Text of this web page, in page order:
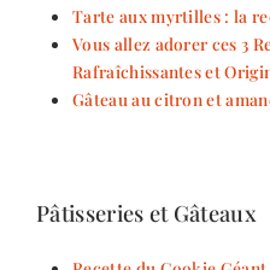
Tarte aux myrtilles : la
Vous allez adorer ces 3
Rafraîchissantes et
Gâteau au citron et
Pâtisseries et Gâteaux